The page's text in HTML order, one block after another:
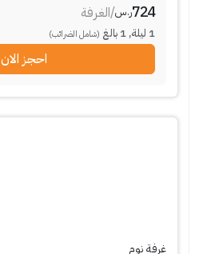
724ر.س/الغرفة
1 ليلة,
1 بالغ (شامل الضرائب)
احجز الان
غرفة نوم